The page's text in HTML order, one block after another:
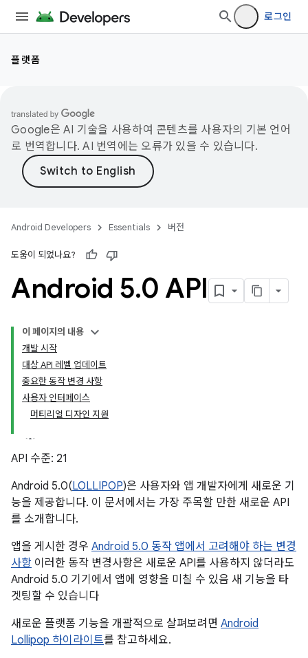
로그인
플랫폼
Google은 AI 기술을 사용하여 콘텐츠를 사용자의 기본 언어
로 번역합니다. AI 번역에는 오류가 있을 수 있습니다.
Android Developers Essentials 버전
도움이 되었나요?
Android 5.0 API
이 페이지의 내용
개발 시작
대상 API 레벨 업데이트
중요한 동작 변경 사항
사용자 인터페이스
머티리얼 디자인 지원
API 수준: 21
Android 5.0(LOLLIPOP)은 사용자와 앱 개발자에게 새로운 기
능을 제공합니다. 이 문서에서는 가장 주목할 만한 새로운 API
를 소개합니다.
앱을 게시한 경우 Android 5.0 동작 앱에서 고려해야 하는 변경
사항 이러한 동작 변경사항은 새로운 API를 사용하지 않더라도
Android 5.0 기기에서 앱에 영향을 미칠 수 있음 새 기능을 타
겟팅할 수 있습니다
새로운 플랫폼 기능을 개괄적으로 살펴보려면 Android
Lollipop 하이라이트를 참고하세요.